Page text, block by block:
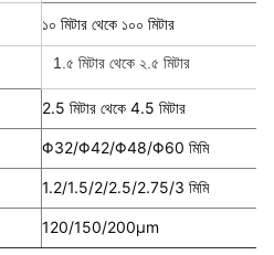
১০ মিটার থেকে ১০০ মিটার
1.৫ মিটার থেকে ২.৫ মিটার
2.5 মিটার থেকে 4.5 মিটার
Φ32/Φ42/Φ48/Φ60 মিমি
1.2/1.5/2/2.5/2.75/3 মিমি
120/150/200μm